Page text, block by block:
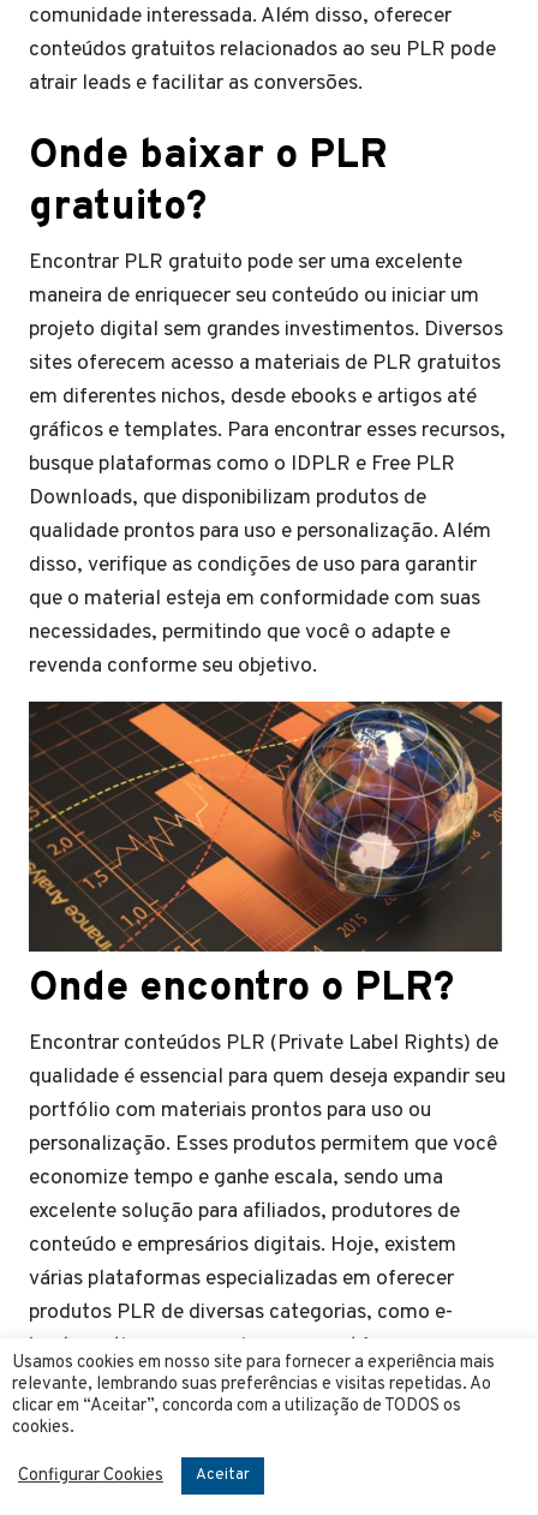
comunidade interessada. Além disso, oferecer
conteúdos gratuitos relacionados ao seu PLR pode
atrair leads e facilitar as conversões.
Onde baixar o PLR
gratuito?
Encontrar PLR gratuito pode ser uma excelente
maneira de enriquecer seu conteúdo ou iniciar um
projeto digital sem grandes investimentos. Diversos
sites oferecem acesso a materiais de PLR gratuitos
em diferentes nichos, desde ebooks e artigos até
gráficos e templates. Para encontrar esses recursos,
busque plataformas como o IDPLR e Free PLR
Downloads, que disponibilizam produtos de
qualidade prontos para uso e personalização. Além
disso, verifique as condições de uso para garantir
que o material esteja em conformidade com suas
necessidades, permitindo que você o adapte e
revenda conforme seu objetivo.
Onde encontro o PLR?
Encontrar conteúdos PLR (Private Label Rights) de
qualidade é essencial para quem deseja expandir seu
portfólio com materiais prontos para uso ou
personalização. Esses produtos permitem que você
economize tempo e ganhe escala, sendo uma
excelente solução para afiliados, produtores de
conteúdo e empresários digitais. Hoje, existem
várias plataformas especializadas em oferecer
produtos PLR de diversas categorias, como e-
books, artigos, cursos, imagens e até mesmo
vídeos. Saber onde buscar PLRs confiáveis faz toda
a diferença, especialmente se o objetivo é manter a
Usamos cookies em nosso site para fornecer a experiência mais
relevante, lembrando suas preferências e visitas repetidas. Ao
clicar em “Aceitar”, concorda com a utilização de TODOS os
cookies.
Configurar Cookies Aceitar